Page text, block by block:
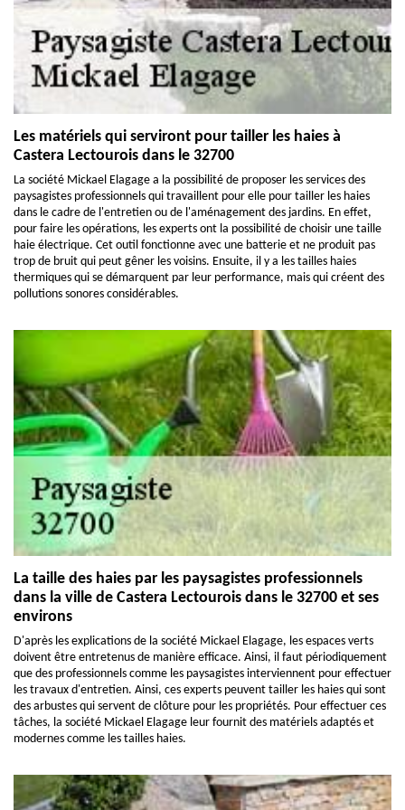
Les matériels qui serviront pour tailler les haies à
Castera Lectourois dans le 32700
La société Mickael Elagage a la possibilité de proposer les services des
paysagistes professionnels qui travaillent pour elle pour tailler les haies
dans le cadre de l'entretien ou de l'aménagement des jardins. En effet,
pour faire les opérations, les experts ont la possibilité de choisir une taille
haie électrique. Cet outil fonctionne avec une batterie et ne produit pas
trop de bruit qui peut gêner les voisins. Ensuite, il y a les tailles haies
thermiques qui se démarquent par leur performance, mais qui créent des
pollutions sonores considérables.
La taille des haies par les paysagistes professionnels
dans la ville de Castera Lectourois dans le 32700 et ses
environs
D'après les explications de la société Mickael Elagage, les espaces verts
doivent être entretenus de manière efficace. Ainsi, il faut périodiquement
que des professionnels comme les paysagistes interviennent pour effectuer
les travaux d'entretien. Ainsi, ces experts peuvent tailler les haies qui sont
des arbustes qui servent de clôture pour les propriétés. Pour effectuer ces
tâches, la société Mickael Elagage leur fournit des matériels adaptés et
modernes comme les tailles haies.